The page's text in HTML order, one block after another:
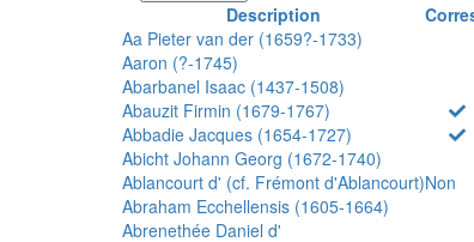
Description
Aa Pieter van der (1659?-1733)
Aaron (?-1745)
Abarbanel Isaac (1437-1508)
Abauzit Firmin (1679-1767)
Abbadie Jacques (1654-1727)
Abicht Johann Georg (1672-1740)
Ablancourt d' (cf. Frémont d'Ablancourt)Non
Abraham Ecchellensis (1605-1664)
Abrenethée Daniel d'